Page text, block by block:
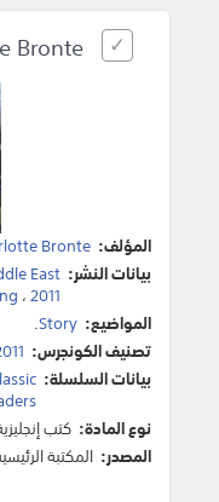
المؤلف: Bronte
بيانات النشر: East
،2011
المواضيع: Story
.
تصنيف الكونجرس:
بيانات السلسلة:
نوع المادة: كتب
المصدر: المكتبة